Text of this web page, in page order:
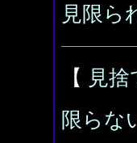
見限ら
【 見
限らな